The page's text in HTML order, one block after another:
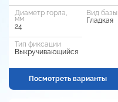
Диаметр горла,
мм
24
Вид базы
Гладкая
Тип фиксации
Выкручивающийся
Посмотреть варианты